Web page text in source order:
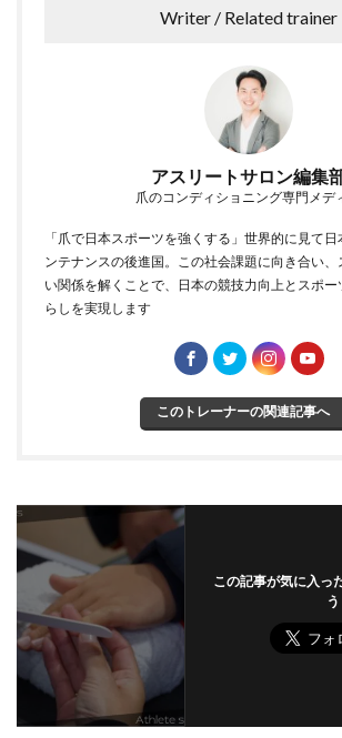
Writer / Related trainer
アスリートサロン編集
爪のコンディショニング専門メデ
「爪で日本スポーツを強くする」世界的に見て
ンテナンスの後進国。この社会課題に向き合い
い関係を解くことで、日本の競技力向上とスポ
らしを実現します
このトレーナーの関連記事へ
この記事が気に入っ
う